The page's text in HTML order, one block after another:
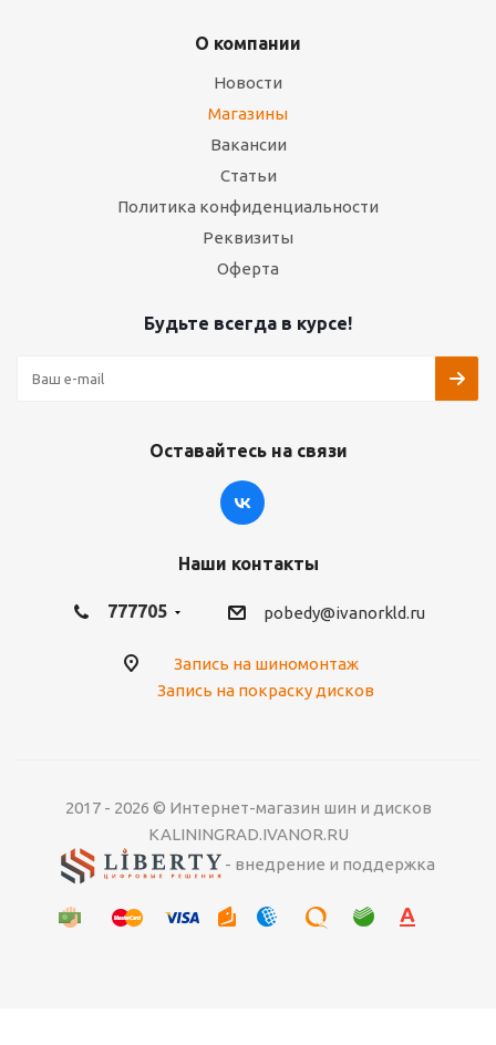
О компании
Новости
Магазины
Вакансии
Статьи
Политика конфиденциальности
Реквизиты
Оферта
Будьте всегда в курсе!
Оставайтесь на связи
Наши контакты
777705 pobedy@ivanorkld.ru
Запись на шиномонтаж
Запись на покраску дисков
2017 - 2026 © Интернет-магазин шин и дисков
KALININGRAD.IVANOR.RU
- внедрение и поддержка